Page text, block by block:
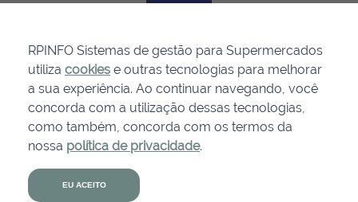
RPINFO Sistemas de gestão para Supermercados
utiliza cookies e outras tecnologias para melhorar
a sua experiência. Ao continuar navegando, você
concorda com a utilização dessas tecnologias,
como também, concorda com os termos da
nossa política de privacidade.
EU ACEITO